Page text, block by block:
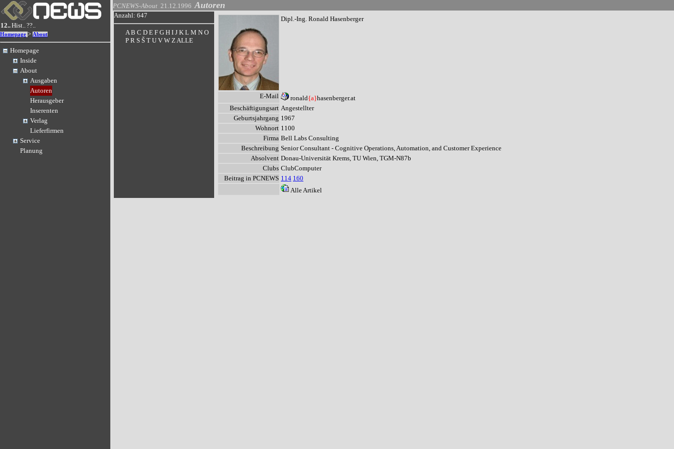
12..Hist..??..
Homepage > About
Homepage
Inside
About
Ausgaben
Autoren
Herausgeber
Inserenten
Verlag
Lieferfirmen
Service
Planung
PCNEWS-About 21.12.1996 Autoren
Anzahl: 647
A B C D E F G H I J K L M N O
P R S Š T U V W ZALLE
Dipl.-Ing. Ronald Hasenberger
E-Mail ronald{a}hasenberger.at
Beschäftigungsart Angestellter
Geburtsjahrgang 1967
Wohnort 1100
Firma Bell Labs Consulting
Beschreibung Senior Consultant - Cognitive Operations, Automation, and Customer Experience
Absolvent Donau-Universität Krems, TU Wien, TGM-N87b
Clubs ClubComputer
Beitrag in PCNEWS 114 160
Alle Artikel